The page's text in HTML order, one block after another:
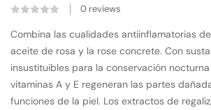
0 reviews
Combina las cualidades antiinflamatorias
aceite de rosa y la rose concrete. Con
insustituibles para la conservación
vitaminas A y E regeneran las partes
funciones de la piel. Los extractos de